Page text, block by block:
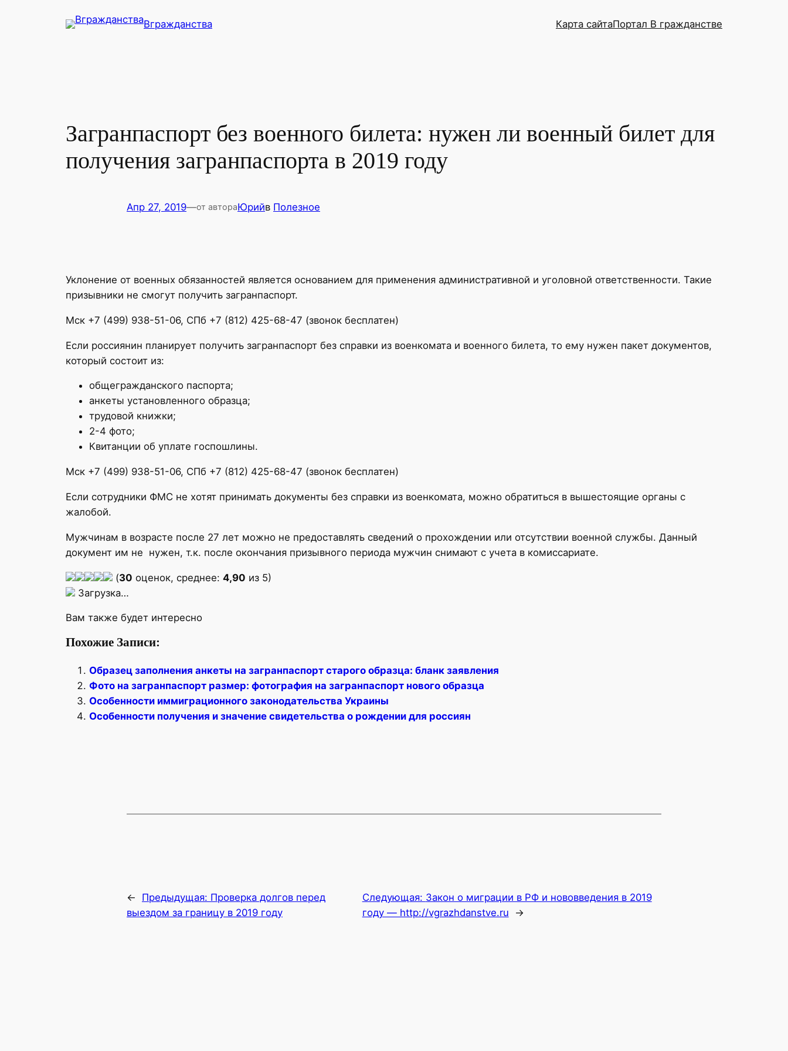
Вгражданства Карта сайтаПортал В гражданстве
Загранпаспорт без военного билета: нужен ли военный билет для
получения загранпаспорта в 2019 году
Апр 27, 2019—от автораЮрийв Полезное
Уклонение от военных обязанностей является основанием для применения административной и уголовной ответственности. Такие
призывники не смогут получить загранпаспорт.
Мск +7 (499) 938-51-06, СПб +7 (812) 425-68-47 (звонок бесплатен)
Если россиянин планирует получить загранпаспорт без справки из военкомата и военного билета, то ему нужен пакет документов,
который состоит из:
общегражданского паспорта;
анкеты установленного образца;
трудовой книжки;
2-4 фото;
Квитанции об уплате госпошлины.
Мск +7 (499) 938-51-06, СПб +7 (812) 425-68-47 (звонок бесплатен)
Если сотрудники ФМС не хотят принимать документы без справки из военкомата, можно обратиться в вышестоящие органы с
жалобой.
Мужчинам в возрасте после 27 лет можно не предоставлять сведений о прохождении или отсутствии военной службы. Данный
документ им не нужен, т.к. после окончания призывного периода мужчин снимают с учета в комиссариате.
(30 оценок, среднее: 4,90 из 5)
Загрузка…
Вам также будет интересно
Похожие Записи:
Образец заполнения анкеты на загранпаспорт старого образца: бланк заявления
Фото на загранпаспорт размер: фотография на загранпаспорт нового образца
Особенности иммиграционного законодательства Украины
Особенности получения и значение свидетельства о рождении для россиян
← Предыдущая: Проверка долгов перед
выездом за границу в 2019 году
Следующая: Закон о миграции в РФ и нововведения в 2019
году — http://vgrazhdanstve.ru
→